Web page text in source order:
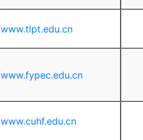
www.tlpt.edu.cn
www.fypec.edu.cn
www.cuhf.edu.cn